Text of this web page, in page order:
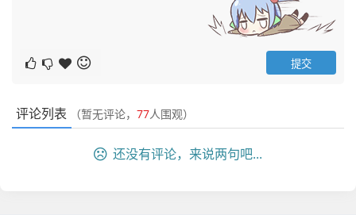
评论列表 （暂无评论， 77人围观）
还没有评论，来说两句吧...